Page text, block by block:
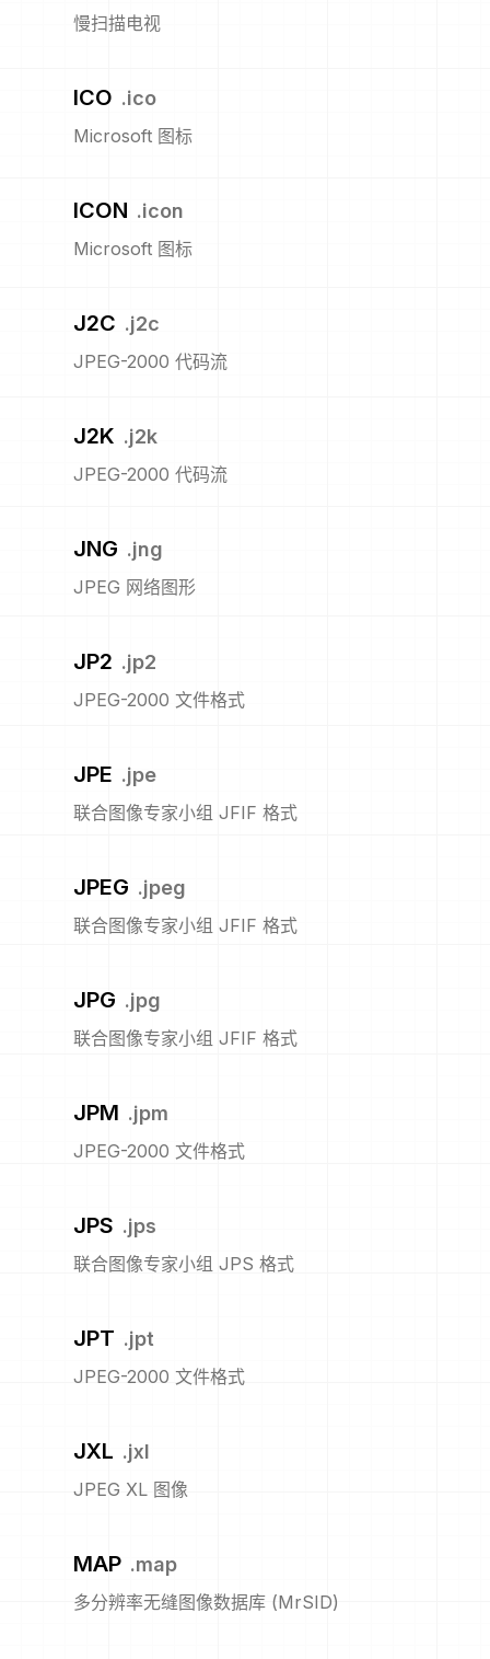
慢扫描电视
ICO .ico
Microsoft 图标
ICON .icon
Microsoft 图标
J2C .j2c
JPEG-2000 代码流
J2K .j2k
JPEG-2000 代码流
JNG .jng
JPEG 网络图形
JP2 .jp2
JPEG-2000 文件格式
JPE .jpe
联合图像专家小组 JFIF 格式
JPEG .jpeg
联合图像专家小组 JFIF 格式
JPG .jpg
联合图像专家小组 JFIF 格式
JPM .jpm
JPEG-2000 文件格式
JPS .jps
联合图像专家小组 JPS 格式
JPT .jpt
JPEG-2000 文件格式
JXL .jxl
JPEG XL 图像
MAP .map
多分辨率无缝图像数据库 (MrSID)